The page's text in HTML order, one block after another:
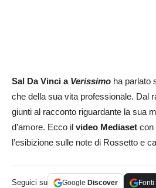
Sal Da Vinci a Verissimo ha parlato
che della sua vita professionale. Dal
giunti al racconto riguardante la sua
d’amore. Ecco il video Mediaset con
l’esibizione sulle note di Rossetto e
Seguici su Google Discover Fonti